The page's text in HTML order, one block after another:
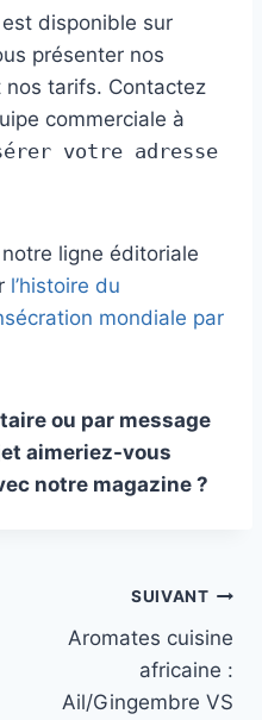
disponible sur
présenter nos
tarifs. Contactez
commerciale à
votre adresse
ligne éditoriale
l’histoire du
mondiale par
ou par message
aimeriez-vous
notre magazine ?
SUIVANT
Aromates cuisine
africaine :
Ail/Gingembre VS